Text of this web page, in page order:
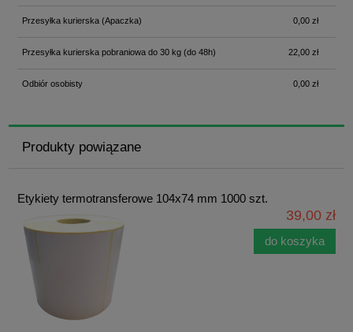
Przesyłka kurierska (Apaczka) 0,00 zł
Przesyłka kurierska pobraniowa do 30 kg(do 48h) 22,00 zł
Odbiór osobisty 0,00 zł
Produkty powiązane
Etykiety termotransferowe 104x74 mm 1000 szt.
39,00 zł
do koszyka